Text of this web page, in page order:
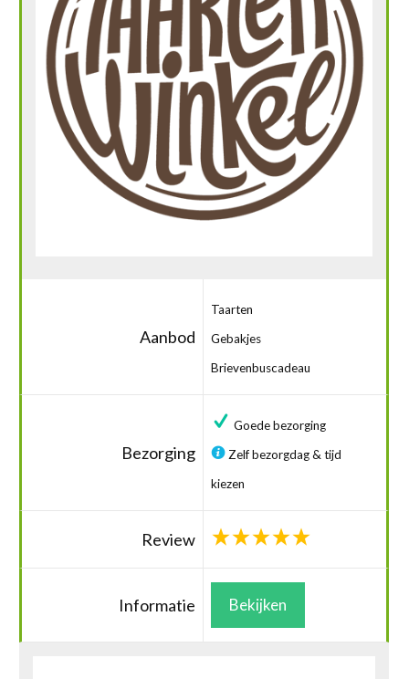
Aanbod
Taarten
Gebakjes
Brievenbuscadeau
Bezorging
Goede bezorging
Zelf bezorgdag & tijd
kiezen
Review
Informatie Bekijken